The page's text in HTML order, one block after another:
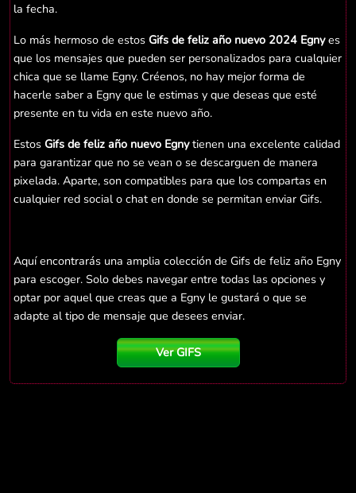
la fecha.
Lo más hermoso de estos Gifs de feliz año nuevo 2024 Egnyes
que los mensajes que pueden ser personalizados para cualquier
chica que se llame Egny. Créenos, no hay mejor forma de
hacerle saber a Egny que le estimas y que deseas que esté
presente en tu vida en este nuevo año.
Estos Gifs de feliz año nuevo Egnytienen una excelente calidad
para garantizar que no se vean o se descarguen de manera
pixelada. Aparte, son compatibles para que los compartas en
cualquier red social o chat en donde se permitan enviar Gifs.
Aquí encontrarás una amplia colección de Gifs de feliz año Egny
para escoger. Solo debes navegar entre todas las opciones y
optar por aquel que creas que a Egny le gustará o que se
adapte al tipo de mensaje que desees enviar.
Ver GIFS